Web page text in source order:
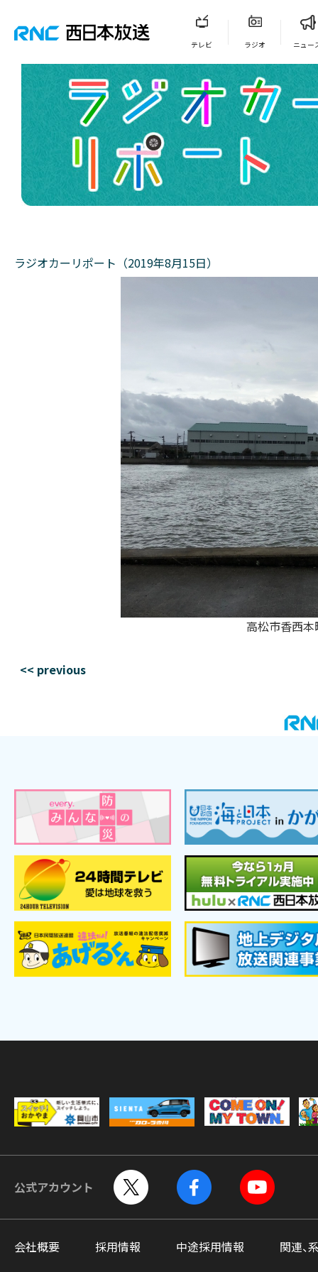
テレビ ラジオ ニュー
ラジオカーリポート（2019年8月15日）
高松市香西
<< previous
公式アカウント
会社概要 採用情報 中途採用情報 関連、